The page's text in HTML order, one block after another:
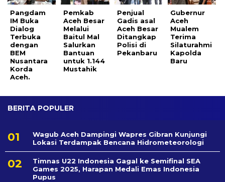
Pangdam
IM Buka
Dialog
Terbuka
dengan
BEM
Nusantara
Korda
Aceh.
Pemkab
Aceh Besar
Melalui
Baitul Mal
Salurkan
Bantuan
untuk 1.144
Mustahik
Penjual
Gadis asal
Aceh Besar
Ditangkap
Polisi di
Pekanbaru
Gubernur
Aceh
Mualem
Terima
Silaturahmi
Kapolda
Baru
BERITA POPULER
Wagub Aceh Dampingi Wapres Gibran Kunjungi
Lokasi Terdampak Bencana Hidrometeorologi
Timnas U22 Indonesia Gagal ke Semifinal SEA
Games 2025, Harapan Medali Emas Indonesia
Pupus